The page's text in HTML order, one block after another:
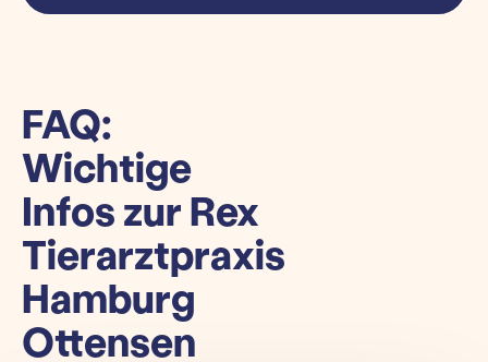
FAQ:
Wichtige
Infos zur Rex
Tierarztpraxis
Hamburg
Ottensen